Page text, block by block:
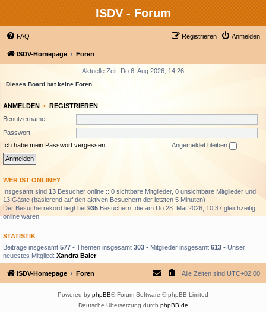
ISDV - Forum
FAQ Anmelden
Registrieren
ISDV-Homepage Foren
Aktuelle Zeit: Do 6. Aug 2026, 14:26
Dieses Board hat keine Foren.
ANMELDEN • REGISTRIEREN
Benutzername:
Passwort:
Ich habe mein Passwort vergessen
Angemeldet bleiben
WER IST ONLINE?
Insgesamt sind 13 Besucher online :: 0 sichtbare Mitglieder, 0 unsichtbare Mitglieder und
13 Gäste (basierend auf den aktiven Besuchern der letzten 5 Minuten)
Der Besucherrekord liegt bei 935 Besuchern, die am Do 28. Mai 2026, 10:37 gleichzeitig
online waren.
STATISTIK
Beiträge insgesamt 577 • Themen insgesamt 303 • Mitglieder insgesamt 613 • Unser
neuestes Mitglied: Xandra Baier
ISDV-Homepage Foren Alle Zeiten sind UTC+02:00
Powered by phpBB® Forum Software © phpBB Limited
Deutsche Übersetzung durch phpBB.de